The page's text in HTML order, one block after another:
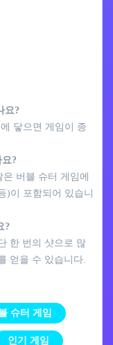
요?
닿으면 게임이 종
?
버블 슈터 게임에
)이 포함되어 있습니
?
한 번의 샷으로 많
얻을 수 있습니다.
슈터 게임
인기 게임